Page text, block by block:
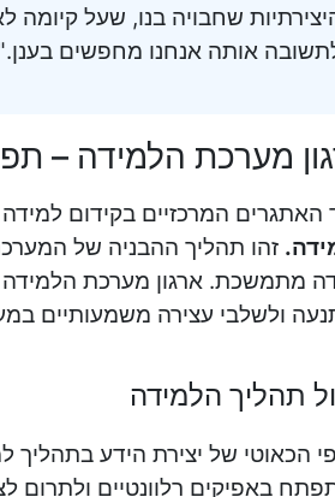
שחבויה בנו, שעל קיומה
אותה אנחנו מחפשים
מערכת הלמידה –
המרכזיים בקידום
זהו תהליך ההבניה של
מתמשכת. ארגון מערכת
ולשלבי עצירה משמעותיים
תהליך הלמידה
הכאוטי של יצירת הידע
באפיקים רלוונטיים